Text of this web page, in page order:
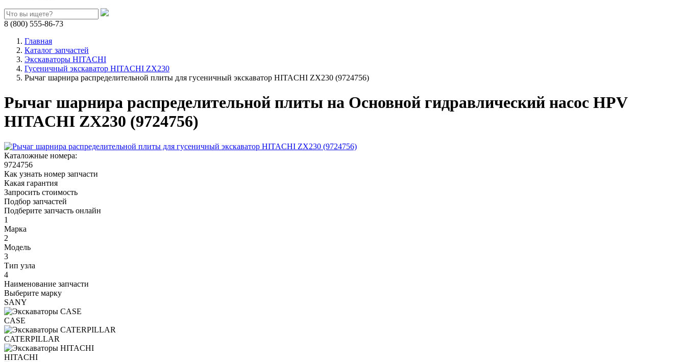
8 (800) 555-86-73
Главная
Каталог запчастей
Экскаваторы HITACHI
Гусеничный экскаватор HITACHI ZX230
Рычаг шарнира распределительной плиты для гусеничный экскаватор HITACHI ZX230 (9724756)
Рычаг шарнира распределительной плиты на Основной гидравлический насос HPV
HITACHI ZX230 (9724756)
Каталожные номера:
9724756
Как узнать номер запчасти
Какая гарантия
Запросить стоимость
Подбор запчастей
Подберите запчасть онлайн
1
Марка
2
Модель
3
Тип узла
4
Наименование запчасти
Выберите марку
SANY
CASE
CATERPILLAR
HITACHI